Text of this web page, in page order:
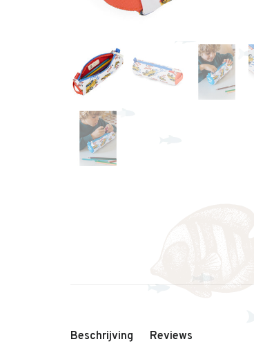
Beschrijving Reviews